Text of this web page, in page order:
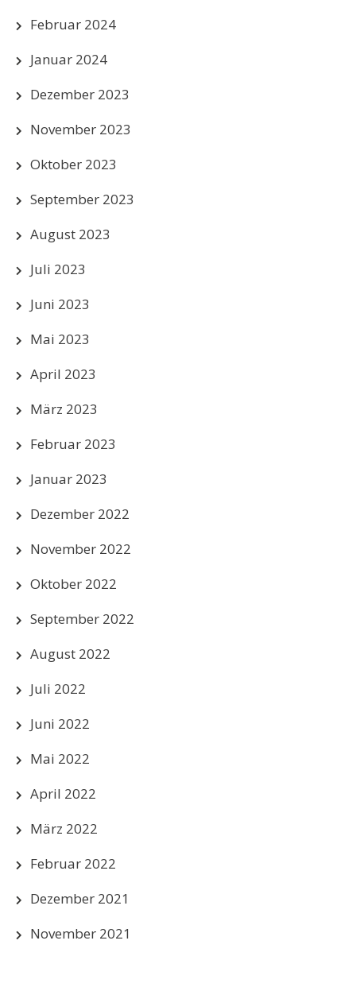
Februar 2024
Januar 2024
Dezember 2023
November 2023
Oktober 2023
September 2023
August 2023
Juli 2023
Juni 2023
Mai 2023
April 2023
März 2023
Februar 2023
Januar 2023
Dezember 2022
November 2022
Oktober 2022
September 2022
August 2022
Juli 2022
Juni 2022
Mai 2022
April 2022
März 2022
Februar 2022
Dezember 2021
November 2021